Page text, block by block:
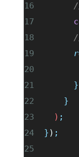
    }
  )
;
} ) ;